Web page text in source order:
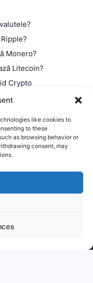
like cookies to
to these
as browsing behavior or
consent, may
Monero?
Litecoin?
Crypto
your experience. We'll